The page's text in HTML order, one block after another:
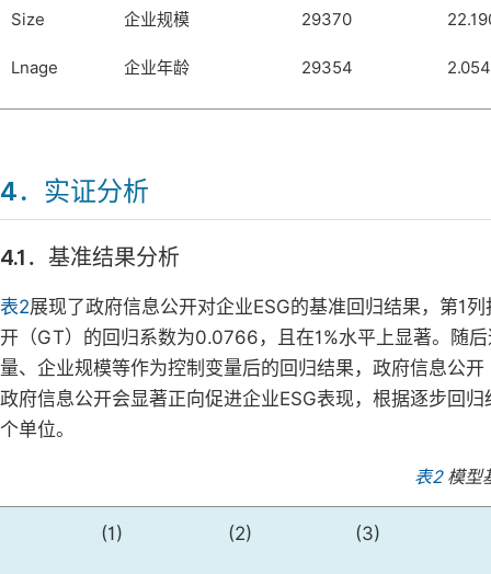
Size 企业规模 29370
Lnage 企业年龄 29354 2.054
4．实证分析
4.1．基准结果分析
表2展现了政府信息公开对企业ESG的基准回归结果，第1
开（GT）的回归系数为0.0766，且在1%水平上显著。随
量、企业规模等作为控制变量后的回归结果，政府信息公
政府信息公开会显著正向促进企业ESG表现，根据逐步回
个单位。
表2模型
(1) (2) (3)